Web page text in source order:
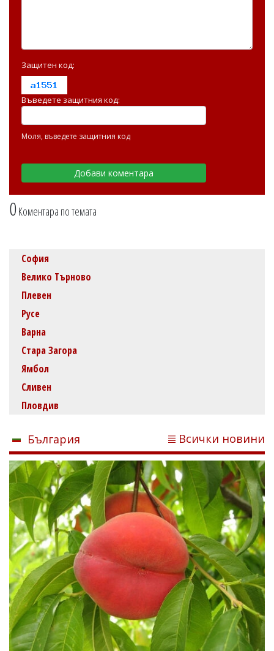
0Коментара по темата
Защитен код:
Въведете защитния код:
Моля, въведете защитния код
София
Велико Търново
Плевен
Русе
Варна
Стара Загора
Ямбол
Сливен
Пловдив
България Всички новини